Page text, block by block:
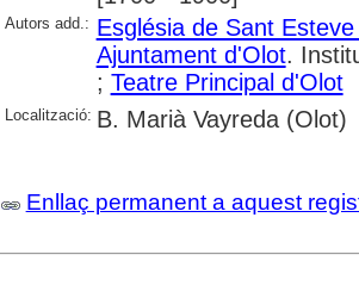
Autors add.: Església de Sant
Ajuntament d'Olot.
; Teatre Principal d'Olot
Localització: B. Marià Vayreda (Olot)
Enllaç permanent a aquest